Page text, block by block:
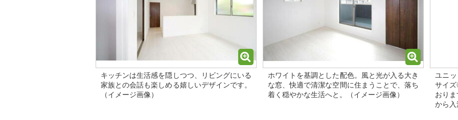
キッチンは生活感を隠しつつ、リビングにいる
家族との会話も楽しめる嬉しいデザインです。
（イメージ画像）
ホワイトを基調とした配色。風と光が入る大き
な窓、快適で清潔な空間に住まうことで、落ち
着く穏やかな生活へと。（イメージ画像）
ユニ
サイ
おり
から入